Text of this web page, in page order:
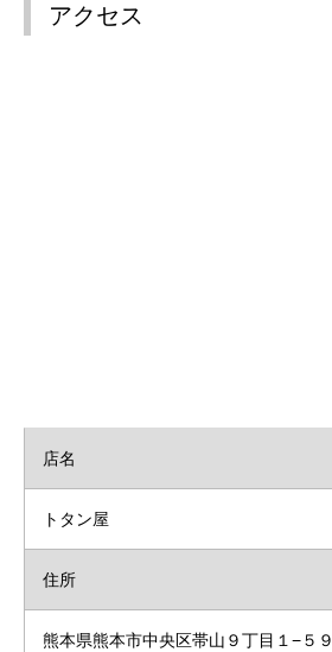
アクセス
店名
トタン屋
住所
熊本県熊本市中央区帯山９丁目１−５９